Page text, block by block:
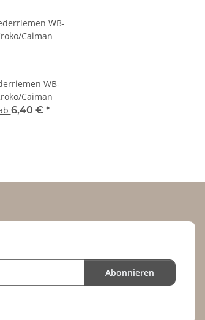
WB-
Caiman
6,40 € *
Abonnieren